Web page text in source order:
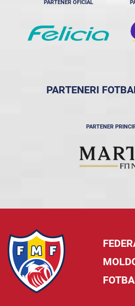
PARTENER OFICIAL
PARTENERI
PARTENER